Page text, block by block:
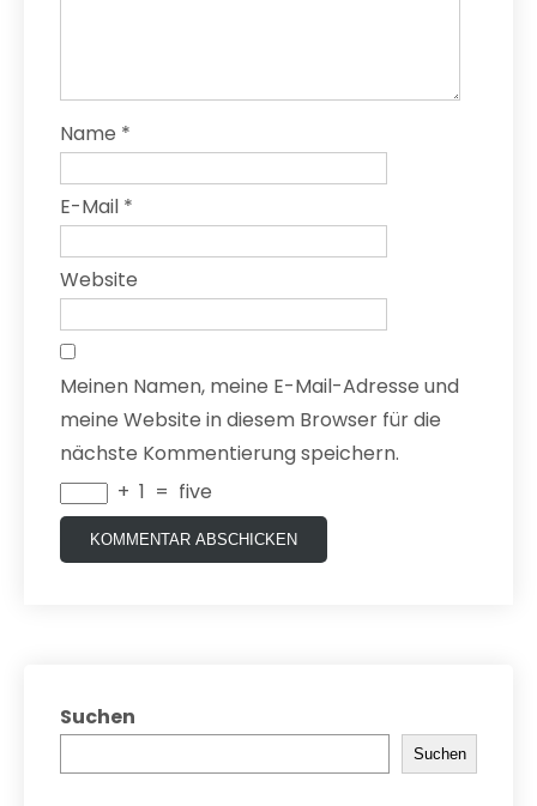
Name *
E-Mail *
Website
Meinen Namen, meine E-Mail-Adresse und
meine Website in diesem Browser für die
nächste Kommentierung speichern.
+ 1 = five
Suchen
Suchen